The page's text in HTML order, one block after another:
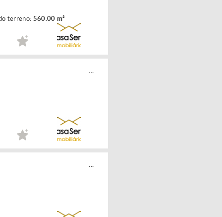
terreno: 560.00 m²